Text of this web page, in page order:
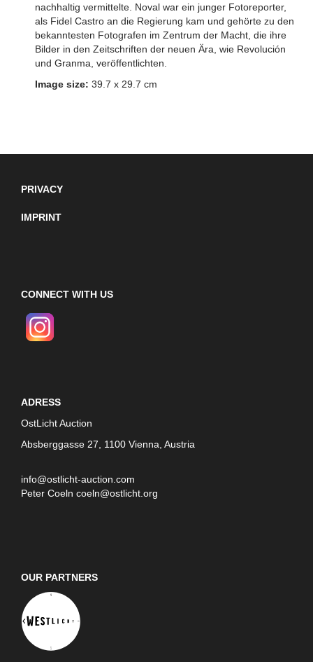
nachhaltig vermittelte. Noval war ein junger Fotoreporter,
als Fidel Castro an die Regierung kam und gehörte zu den
bekanntesten Fotografen im Zentrum der Macht, die ihre
Bilder in den Zeitschriften der neuen Ära, wie Revolución
und Granma, veröffentlichten.
Image size: 39.7 x 29.7 cm
PRIVACY
IMPRINT
CONNECT WITH US
ADRESS
OstLicht Auction
Absberggasse 27, 1100 Vienna, Austria
info@ostlicht-auction.com
Peter Coeln coeln@ostlicht.org
OUR PARTNERS